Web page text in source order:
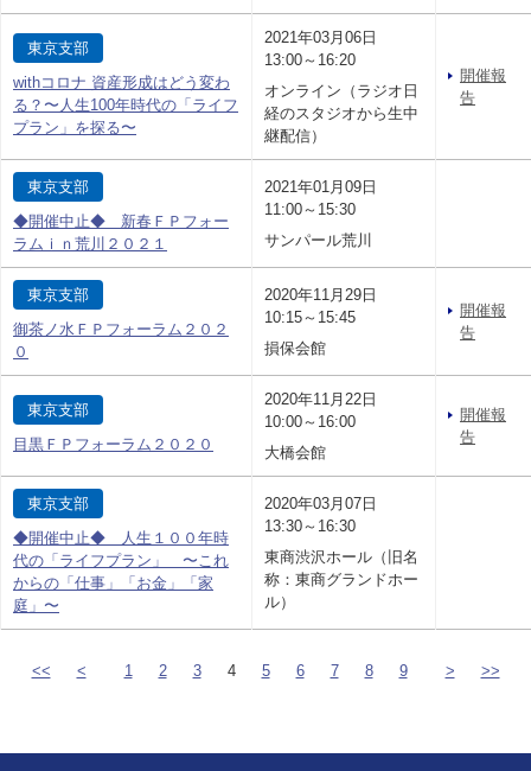
東京支部
withコロナ 資産形成はどう変わ
る？〜人生100年時代の「ライフ
プラン」を探る〜
2021年03月06日
13:00～16:20
オンライン（ラジオ日
経のスタジオから生中
継配信）
開催報
告
東京支部
◆開催中止◆ 新春ＦＰフォー
ラムｉｎ荒川２０２１
2021年01月09日
11:00～15:30
サンパール荒川
東京支部
御茶ノ水ＦＰフォーラム２０２
０
2020年11月29日
10:15～15:45
損保会館
開催報
告
東京支部
目黒ＦＰフォーラム２０２０
2020年11月22日
10:00～16:00
大橋会館
開催報
告
東京支部
◆開催中止◆ 人生１００年時
代の「ライフプラン」 〜これ
からの「仕事」「お金」「家
庭」〜
2020年03月07日
13:30～16:30
東商渋沢ホール（旧名
称：東商グランドホー
ル）
<< < 1 2 3 4 5 6 7 8 9 > >>